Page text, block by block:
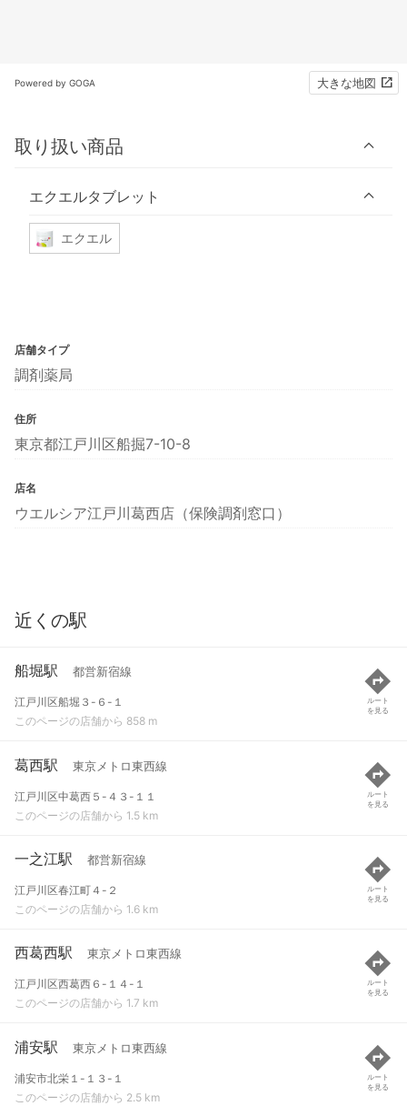
Powered by GOGA 大きな地図
取り扱い商品
エクエルタブレット
エクエル
店舗タイプ
調剤薬局
住所
東京都江戸川区船掘7-10-8
店名
ウエルシア江戸川葛西店（保険調剤窓口）
近くの駅
船堀駅 都営新宿線
江戸川区船堀３-６-１
このページの店舗から 858 m
ルート
を見る
葛西駅 東京メトロ東西線
江戸川区中葛西５-４３-１１
このページの店舗から 1.5 km
ルート
を見る
一之江駅 都営新宿線
江戸川区春江町４-２
このページの店舗から 1.6 km
ルート
を見る
西葛西駅 東京メトロ東西線
江戸川区西葛西６-１４-１
このページの店舗から 1.7 km
ルート
を見る
浦安駅 東京メトロ東西線
浦安市北栄１-１３-１
このページの店舗から 2.5 km
ルート
を見る